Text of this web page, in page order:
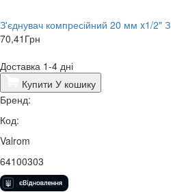
З'єднувач компресійний 20 мм x1/2" З
70,41 Грн
Доставка 1-4 дні
Купити У кошику
Бренд:
Код:
Valrom
64100303